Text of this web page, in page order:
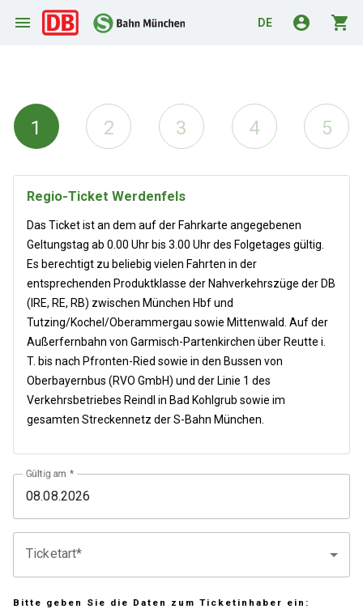
menu DE account_circle shopping_cart
1 2 3 4 5
Regio-Ticket Werdenfels
Das Ticket ist an dem auf der Fahrkarte angegebenen
Geltungstag ab 0.00 Uhr bis 3.00 Uhr des Folgetages gültig.
Es berechtigt zu beliebig vielen Fahrten in der
entsprechenden Produktklasse der Nahverkehrszüge der DB
(IRE, RE, RB) zwischen München Hbf und
Tutzing/Kochel/Oberammergau sowie Mittenwald. Auf der
Außerfernbahn von Garmisch-Partenkirchen über Reutte i.
T. bis nach Pfronten-Ried sowie in den Bussen von
Oberbayernbus (RVO GmbH) und der Linie 1 des
Verkehrsbetriebes Reindl in Bad Kohlgrub sowie im
gesamten Streckennetz der S-Bahn München.
Gültig am
Ticketart*
Bitte geben Sie die Daten zum Ticketinhaber ein: